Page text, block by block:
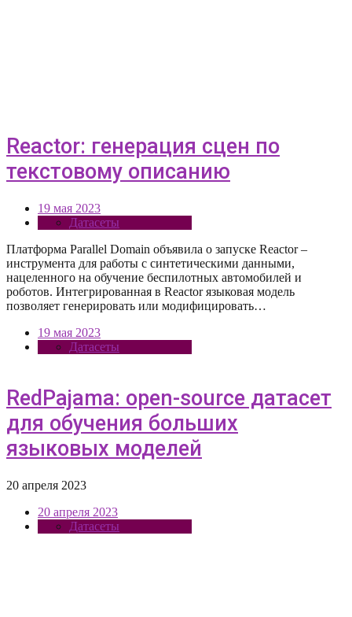
Reactor: генерация сцен по
текстовому описанию
19 мая 2023
Датасеты
Платформа Parallel Domain объявила о запуске Reactor –
инструмента для работы с синтетическими данными,
нацеленного на обучение беспилотных автомобилей и
роботов. Интегрированная в Reactor языковая модель
позволяет генерировать или модифицировать…
19 мая 2023
Датасеты
RedPajama: open-source датасет
для обучения больших
языковых моделей
20 апреля 2023
20 апреля 2023
Датасеты